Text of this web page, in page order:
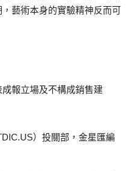
藝術本身的實驗精神反而可
成報立場及不構成銷售建
）投關部，金星匯編